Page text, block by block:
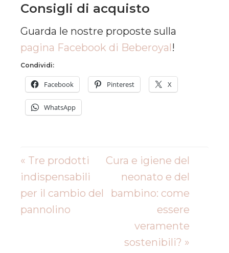
Consigli di acquisto
Guarda le nostre proposte sulla
pagina Facebook di Beberoyal!
Condividi:
Facebook Pinterest X
WhatsApp
« Tre prodotti
indispensabili
per il cambio del
pannolino
Cura e igiene del
neonato e del
bambino: come
essere
veramente
sostenibili? »